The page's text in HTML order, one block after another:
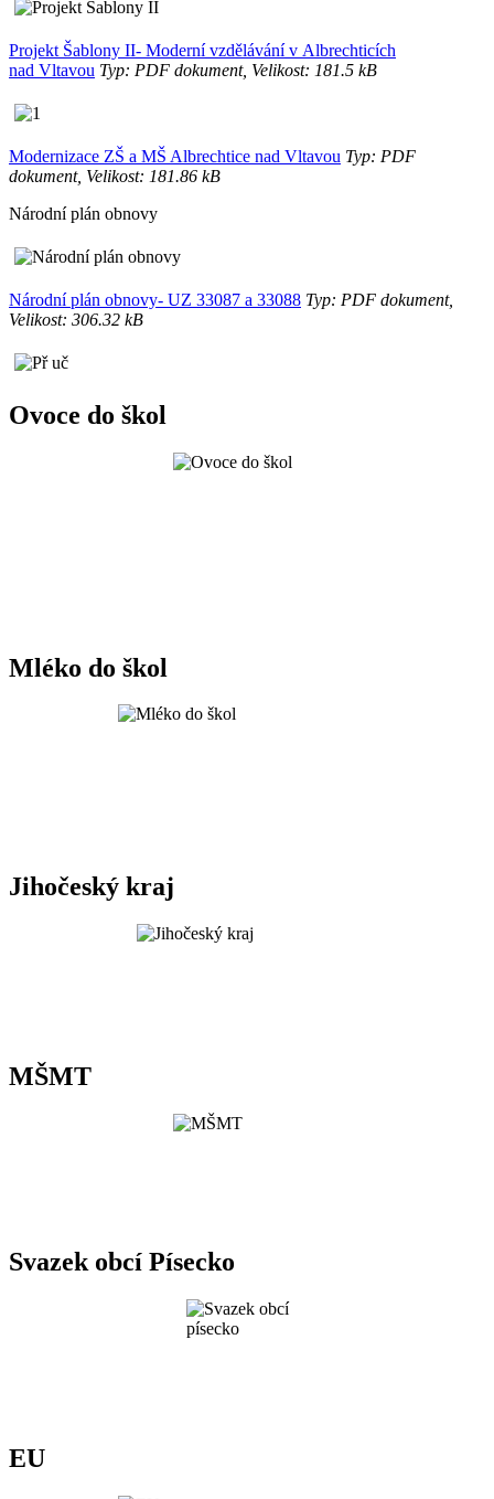
Projekt Šablony II- Moderní vzdělávání v Albrechticích
nad Vltavou Typ: PDF dokument, Velikost: 181.5 kB
Modernizace ZŠ a MŠ Albrechtice nad Vltavou Typ: PDF
dokument, Velikost: 181.86 kB
Národní plán obnovy
Národní plán obnovy- UZ 33087 a 33088 Typ: PDF dokument,
Velikost: 306.32 kB
Ovoce do škol
Mléko do škol
Jihočeský kraj
MŠMT
Svazek obcí Písecko
EU